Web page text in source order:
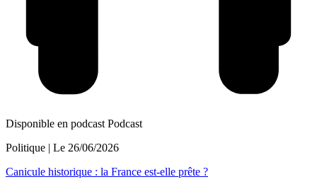
Disponible en podcast Podcast
Politique | Le 26/06/2026
Canicule historique : la France est-elle prête ?